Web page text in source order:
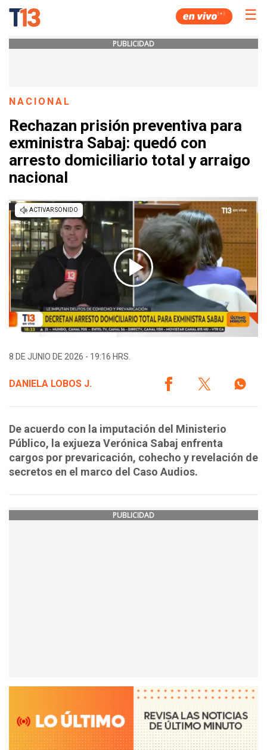
☰
PUBLICIDAD
NACIONAL
Rechazan prisión preventiva para
exministra Sabaj: quedó con
arresto domiciliario total y arraigo
nacional
8 DE JUNIO DE 2026 - 19:16 HRS.
DANIELA LOBOS J.
De acuerdo con la imputación del Ministerio
Público, la exjueza Verónica Sabaj enfrenta
cargos por prevaricación, cohecho y revelación de
secretos en el marco del Caso Audios.
PUBLICIDAD